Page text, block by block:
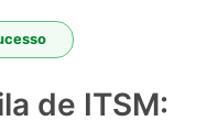
de ITSM: